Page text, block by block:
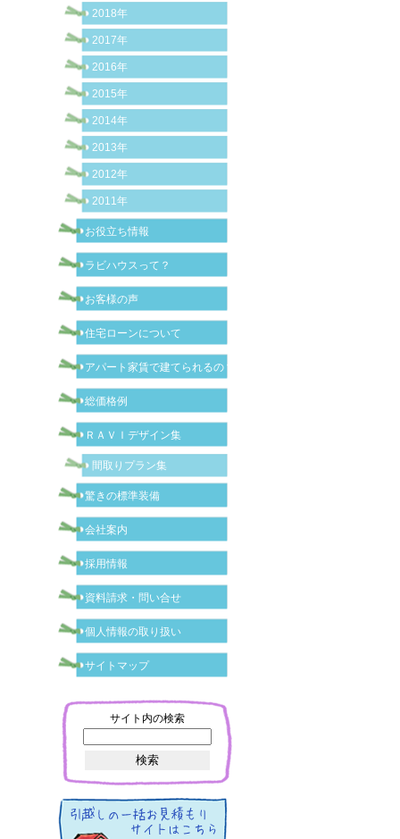
2018年
2017年
2016年
2015年
2014年
2013年
2012年
2011年
お役立ち情報
ラビハウスって？
お客様の声
住宅ローンについて
アパート家賃で建てられるの？
総価格例
ＲＡＶＩデザイン集
間取りプラン集
驚きの標準装備
会社案内
採用情報
資料請求・問い合せ
個人情報の取り扱い
サイトマップ
サイト内の検索